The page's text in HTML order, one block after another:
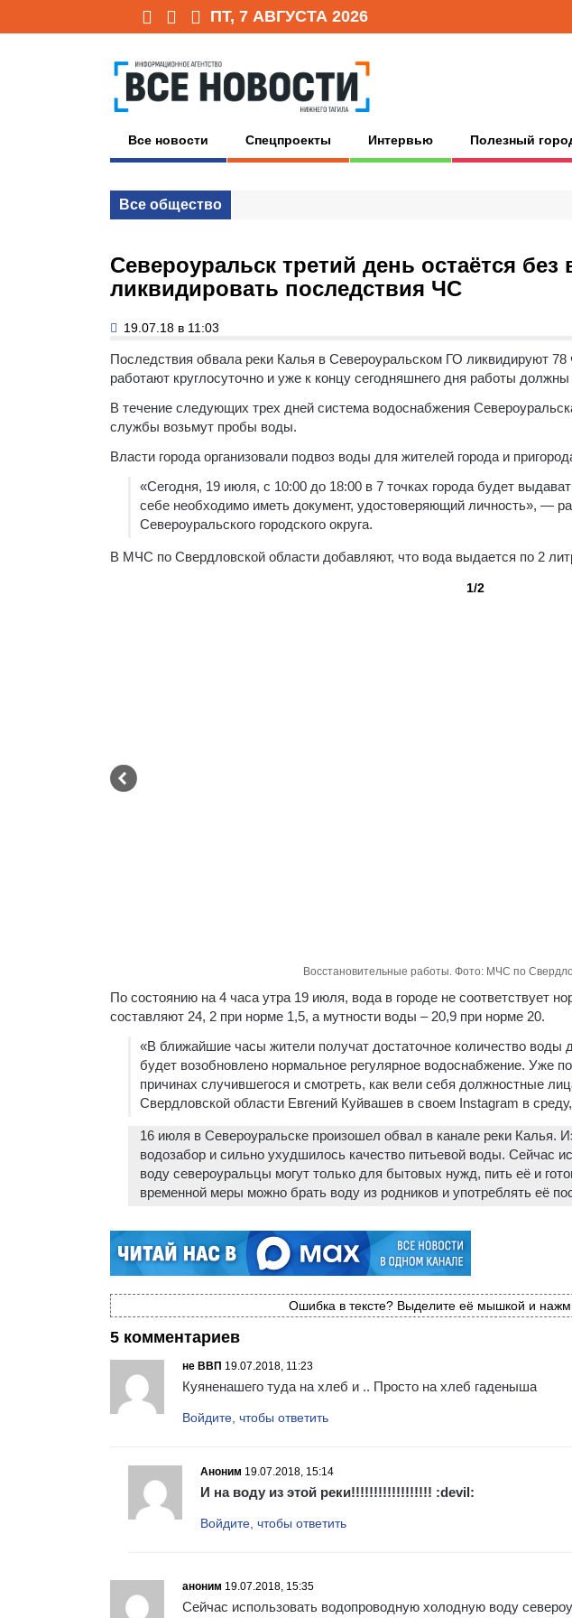
ПТ, 7 АВГУСТА 2026
Все новости Спецпроекты Интервью Полезный
Все общество
Североуральск третий день остаётся
ликвидировать последствия ЧС
19.07.18 в 11:03
Последствия обвала реки Калья в Североуральском ГО ликвидируют 78
работают круглосуточно и уже к концу сегодняшнего дня работы
В течение следующих трех дней система водоснабжения
службы возьмут пробы воды.
Власти города организовали подвоз воды для жителей города и
«Сегодня, 19 июля, с 10:00 до 18:00 в 7 точках города будет
себе необходимо иметь документ, удостоверяющий личность», —
Североуральского городского округа.
В МЧС по Свердловской области добавляют, что вода выдается по 2
1/2
Восстановительные работы. Фото: МЧС по
По состоянию на 4 часа утра 19 июля, вода в городе не соответствует
составляют 24, 2 при норме 1,5, а мутности воды – 20,9 при норме 20.
«В ближайшие часы жители получат достаточное количество воды
будет возобновлено нормальное регулярное водоснабжение. Уже
причинах случившегося и смотреть, как вели себя должностные
Свердловской области Евгений Куйвашев в своем Instagram в
16 июля в Североуральске произошел обвал в канале реки Калья.
водозабор и сильно ухудшилось качество питьевой воды. Сейчас
воду североуральцы могут только для бытовых нужд, пить её и
временной меры можно брать воду из родников и употреблять её
Ошибка в тексте? Выделите её мышкой и
5 комментариев
не ВВП 19.07.2018, 11:23
Куяненашего туда на хлеб и .. Просто на хлеб гаденыша
Войдите, чтобы ответить
Аноним 19.07.2018, 15:14
И на воду из этой реки!!!!!!!!!!!!!!!!!! :devil:
Войдите, чтобы ответить
аноним 19.07.2018, 15:35
Сейчас использовать водопроводную холодную воду